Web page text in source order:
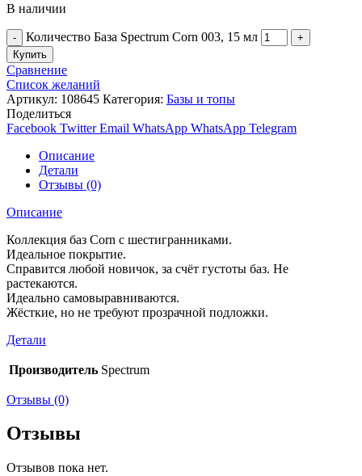
В наличии
Количество База Spectrum Corn 003, 15 мл
Купить
Сравнение
Список желаний
Артикул: 108645 Категория: Базы и топы
Поделиться
Facebook Twitter Email WhatsApp WhatsApp Telegram
Описание
Детали
Отзывы (0)
Описание
Коллекция баз Corn с шестигранниками.
Идеальное покрытие.
Справится любой новичок, за счёт густоты баз. Не
растекаются.
Идеально самовыравниваются.
Жёсткие, но не требуют прозрачной подложки.
Детали
Производитель Spectrum
Отзывы (0)
Отзывы
Отзывов пока нет.